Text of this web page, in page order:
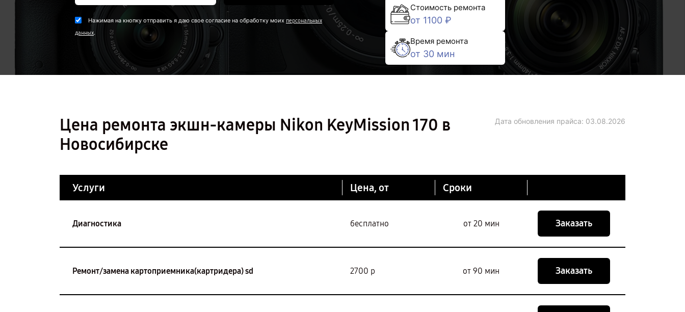
Нажимая на кнопку отправить я даю свое согласие на обработку моих персональных
данных.
Стоимость ремонта
от 1100 ₽
Время ремонта
от 30 мин
Цена ремонта экшн-камеры Nikon KeyMission 170 в
Новосибирске
Дата обновления прайса: 03.08.2026
Услуги Цена, от Сроки
Диагностика бесплатно от 20 мин Заказать
Ремонт/замена картоприемника(картридера) sd 2700 р от 90 мин Заказать